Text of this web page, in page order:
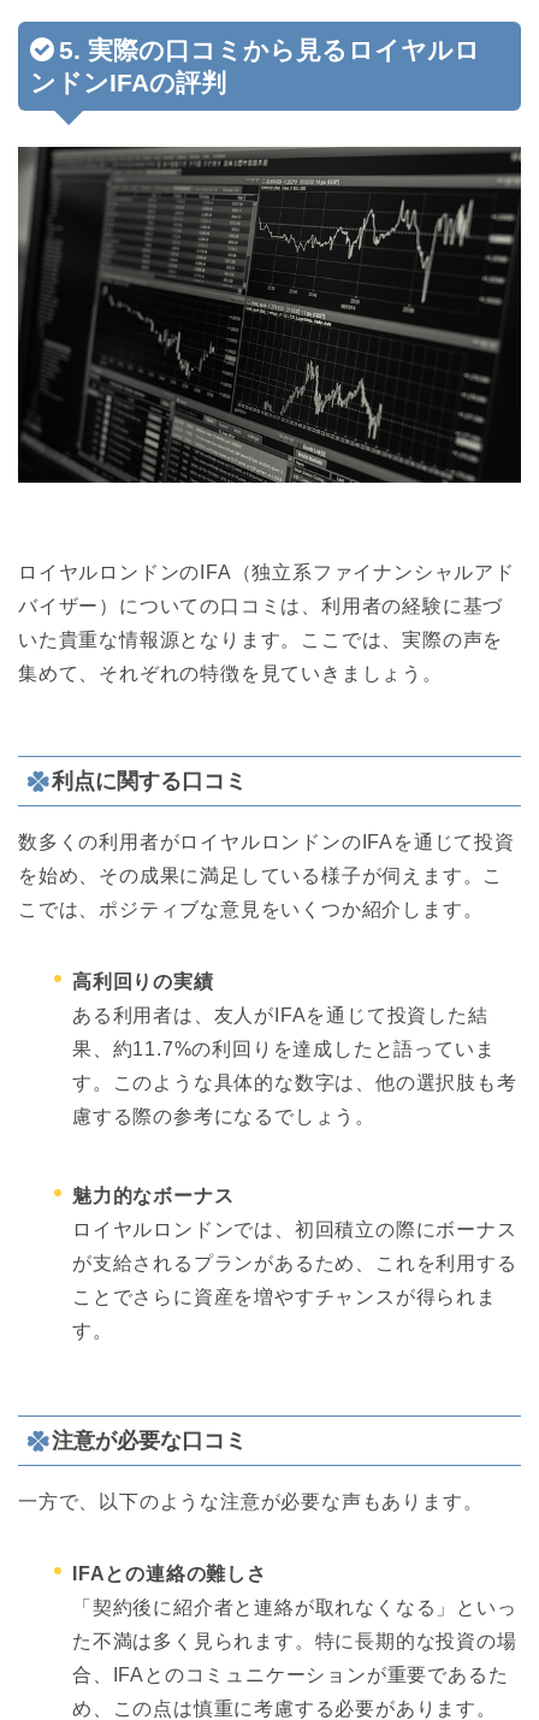
5. 実際の口コミから見るロイヤルロ
ンドンIFAの評判
ロイヤルロンドンのIFA（独立系ファイナンシャルアド
バイザー）についての口コミは、利用者の経験に基づ
いた貴重な情報源となります。ここでは、実際の声を
集めて、それぞれの特徴を見ていきましょう。
利点に関する口コミ
数多くの利用者がロイヤルロンドンのIFAを通じて投資
を始め、その成果に満足している様子が伺えます。こ
こでは、ポジティブな意見をいくつか紹介します。
高利回りの実績
ある利用者は、友人がIFAを通じて投資した結
果、約11.7%の利回りを達成したと語っていま
す。このような具体的な数字は、他の選択肢も考
慮する際の参考になるでしょう。
魅力的なボーナス
ロイヤルロンドンでは、初回積立の際にボーナス
が支給されるプランがあるため、これを利用する
ことでさらに資産を増やすチャンスが得られま
す。
注意が必要な口コミ
一方で、以下のような注意が必要な声もあります。
IFAとの連絡の難しさ
「契約後に紹介者と連絡が取れなくなる」といっ
た不満は多く見られます。特に長期的な投資の場
合、IFAとのコミュニケーションが重要であるた
め、この点は慎重に考慮する必要があります。